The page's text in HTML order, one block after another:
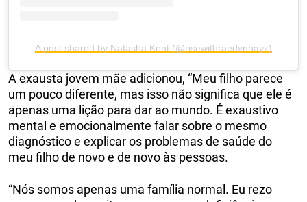
A post shared by Natasha Kent (@risewithraedynhayz)
A exausta jovem mãe adicionou, “Meu filho parece
um pouco diferente, mas isso não significa que ele é
apenas uma lição para dar ao mundo. É exaustivo
mental e emocionalmente falar sobre o mesmo
diagnóstico e explicar os problemas de saúde do
meu filho de novo e de novo às pessoas.
“Nós somos apenas uma família normal. Eu rezo